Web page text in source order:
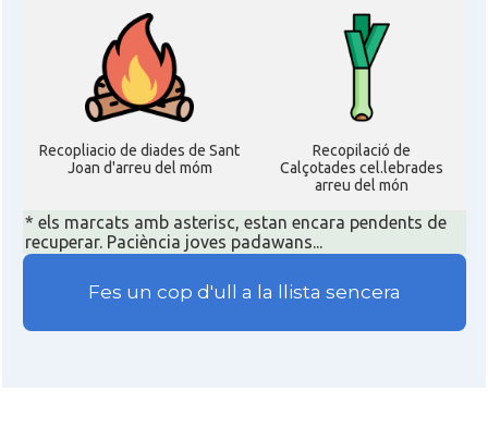
Recopliacio de diades de Sant
Joan d'arreu del móm
Recopilació de
Calçotades cel.lebrades
arreu del món
* els marcats amb asterisc, estan encara pendents de
recuperar. Paciència joves padawans...
Fes un cop d'ull a la llista sencera